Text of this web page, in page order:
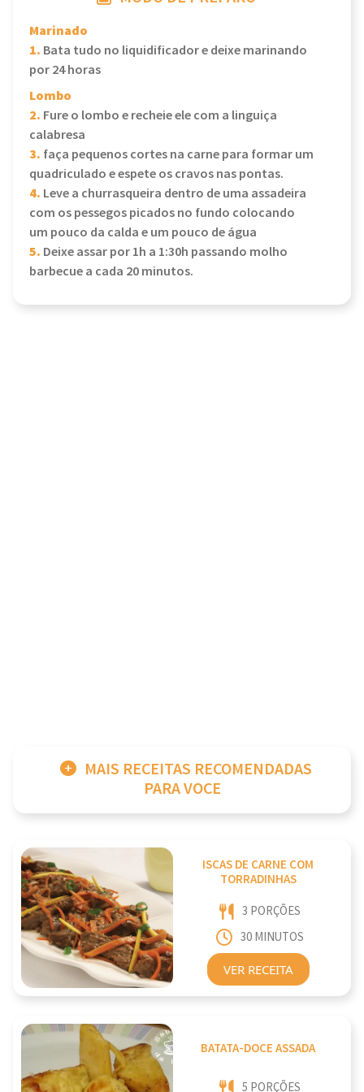
Marinado
1. Bata tudo no liquidificador e deixe marinando
por 24 horas
Lombo
2. Fure o lombo e recheie ele com a linguiça
calabresa
3. faça pequenos cortes na carne para formar um
quadriculado e espete os cravos nas pontas.
4. Leve a churrasqueira dentro de uma assadeira
com os pessegos picados no fundo colocando
um pouco da calda e um pouco de água
5. Deixe assar por 1h a 1:30h passando molho
barbecue a cada 20 minutos.
MAIS RECEITAS RECOMENDADAS
PARA VOCE
ISCAS DE CARNE COM
TORRADINHAS
3 PORÇÕES
30 MINUTOS
VER RECEITA
BATATA-DOCE ASSADA
5 PORÇÕES